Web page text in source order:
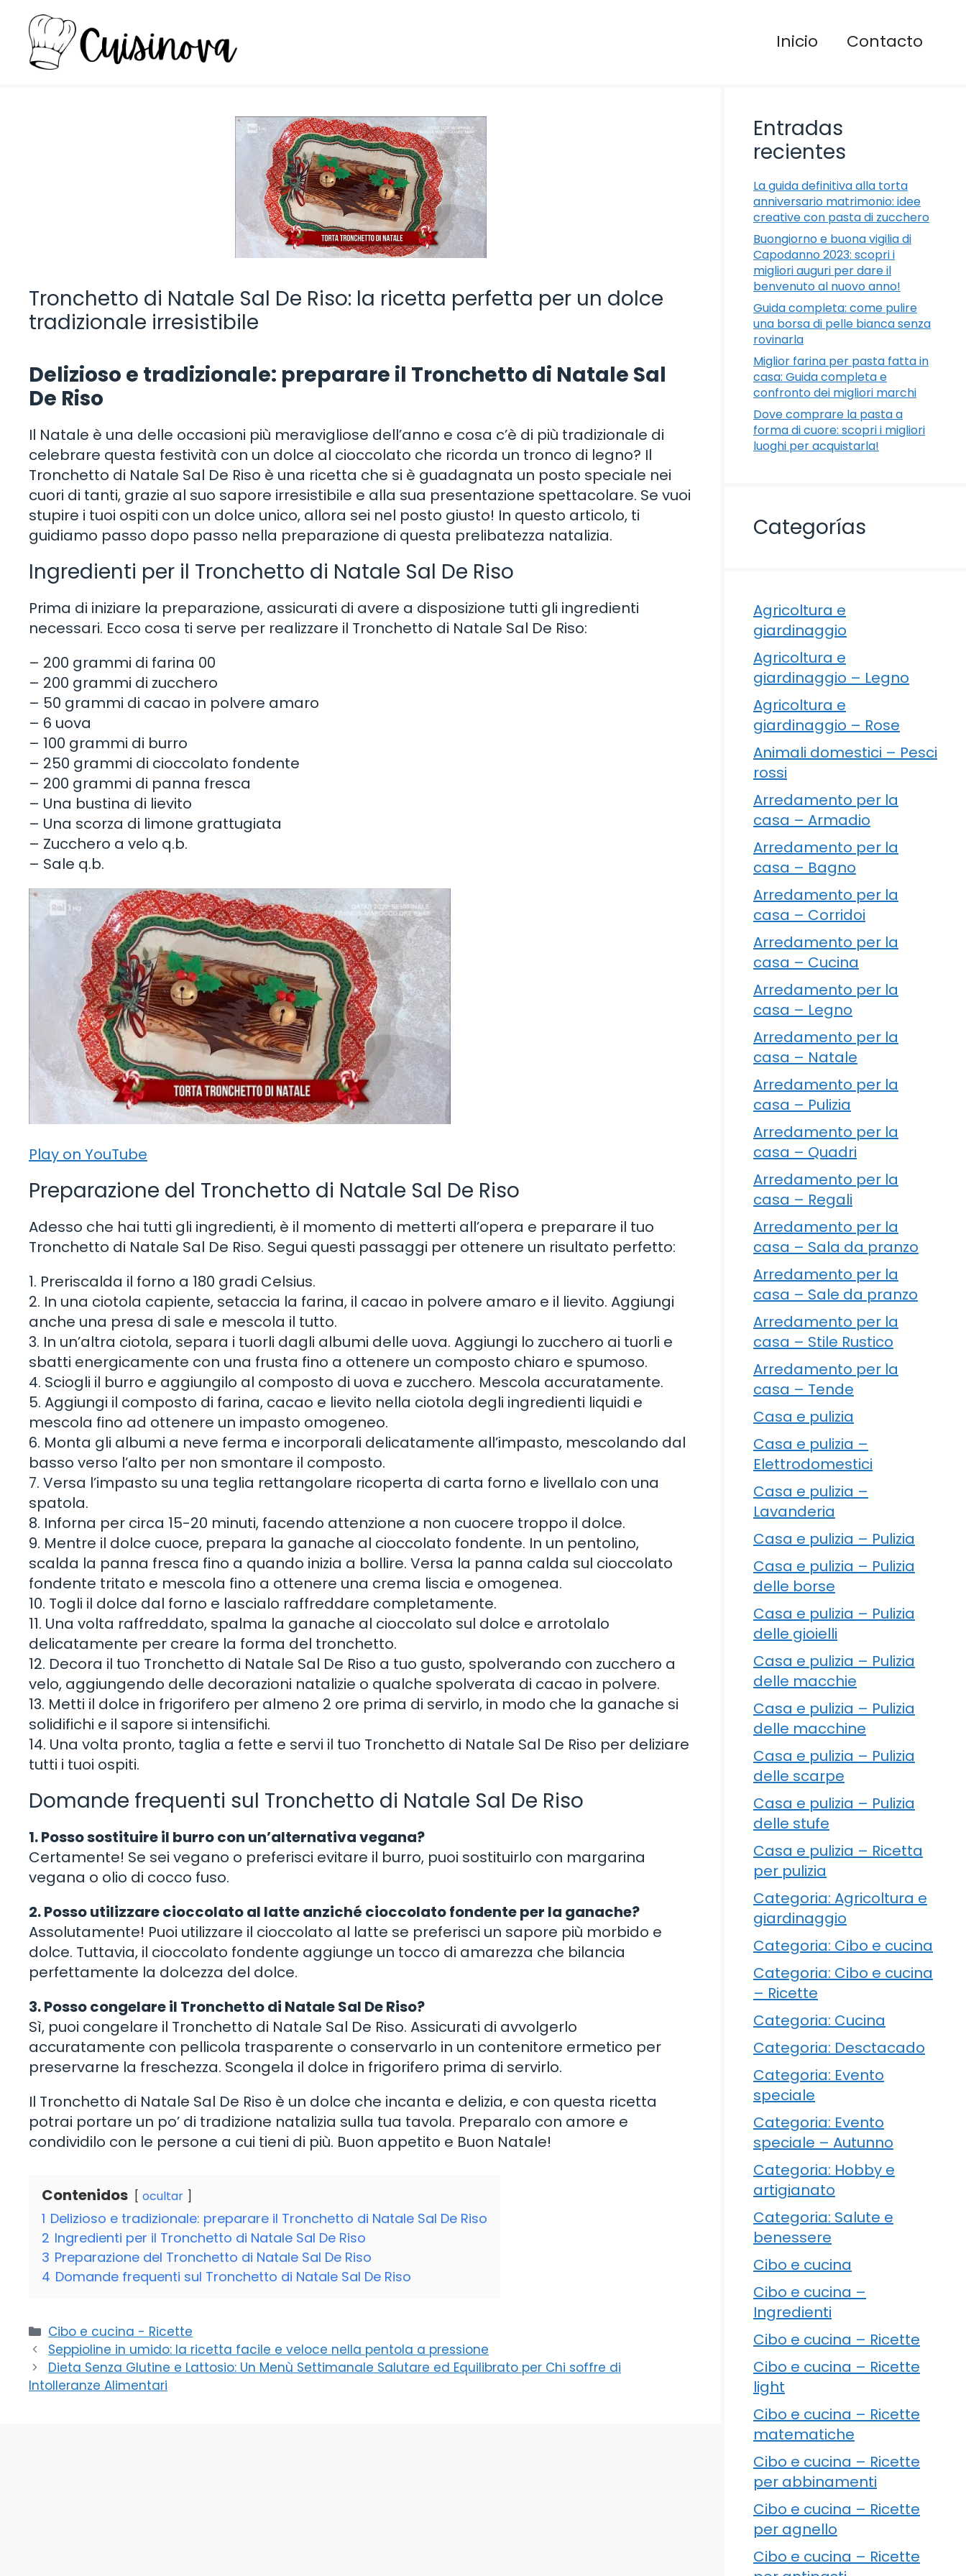
contenuto
Inicio Contacto
Tronchetto di Natale Sal De Riso: la ricetta perfetta per un dolce
tradizionale irresistibile
Delizioso e tradizionale: preparare il Tronchetto di Natale Sal
De Riso
Il Natale è una delle occasioni più meravigliose dell’anno e cosa c’è di più tradizionale di
celebrare questa festività con un dolce al cioccolato che ricorda un tronco di legno? Il
Tronchetto di Natale Sal De Riso è una ricetta che si è guadagnata un posto speciale nei
cuori di tanti, grazie al suo sapore irresistibile e alla sua presentazione spettacolare. Se vuoi
stupire i tuoi ospiti con un dolce unico, allora sei nel posto giusto! In questo articolo, ti
guidiamo passo dopo passo nella preparazione di questa prelibatezza natalizia.
Ingredienti per il Tronchetto di Natale Sal De Riso
Prima di iniziare la preparazione, assicurati di avere a disposizione tutti gli ingredienti
necessari. Ecco cosa ti serve per realizzare il Tronchetto di Natale Sal De Riso:
– 200 grammi di farina 00
– 200 grammi di zucchero
– 50 grammi di cacao in polvere amaro
– 6 uova
– 100 grammi di burro
– 250 grammi di cioccolato fondente
– 200 grammi di panna fresca
– Una bustina di lievito
– Una scorza di limone grattugiata
– Zucchero a velo q.b.
– Sale q.b.
Play on YouTube
Preparazione del Tronchetto di Natale Sal De Riso
Adesso che hai tutti gli ingredienti, è il momento di metterti all’opera e preparare il tuo
Tronchetto di Natale Sal De Riso. Segui questi passaggi per ottenere un risultato perfetto:
1. Preriscalda il forno a 180 gradi Celsius.
2. In una ciotola capiente, setaccia la farina, il cacao in polvere amaro e il lievito. Aggiungi
anche una presa di sale e mescola il tutto.
3. In un’altra ciotola, separa i tuorli dagli albumi delle uova. Aggiungi lo zucchero ai tuorli e
sbatti energicamente con una frusta fino a ottenere un composto chiaro e spumoso.
4. Sciogli il burro e aggiungilo al composto di uova e zucchero. Mescola accuratamente.
5. Aggiungi il composto di farina, cacao e lievito nella ciotola degli ingredienti liquidi e
mescola fino ad ottenere un impasto omogeneo.
6. Monta gli albumi a neve ferma e incorporali delicatamente all’impasto, mescolando dal
basso verso l’alto per non smontare il composto.
7. Versa l’impasto su una teglia rettangolare ricoperta di carta forno e livellalo con una
spatola.
8. Inforna per circa 15-20 minuti, facendo attenzione a non cuocere troppo il dolce.
9. Mentre il dolce cuoce, prepara la ganache al cioccolato fondente. In un pentolino,
scalda la panna fresca fino a quando inizia a bollire. Versa la panna calda sul cioccolato
fondente tritato e mescola fino a ottenere una crema liscia e omogenea.
10. Togli il dolce dal forno e lascialo raffreddare completamente.
11. Una volta raffreddato, spalma la ganache al cioccolato sul dolce e arrotolalo
delicatamente per creare la forma del tronchetto.
12. Decora il tuo Tronchetto di Natale Sal De Riso a tuo gusto, spolverando con zucchero a
velo, aggiungendo delle decorazioni natalizie o qualche spolverata di cacao in polvere.
13. Metti il dolce in frigorifero per almeno 2 ore prima di servirlo, in modo che la ganache si
solidifichi e il sapore si intensifichi.
14. Una volta pronto, taglia a fette e servi il tuo Tronchetto di Natale Sal De Riso per deliziare
tutti i tuoi ospiti.
Domande frequenti sul Tronchetto di Natale Sal De Riso
1. Posso sostituire il burro con un’alternativa vegana?
Certamente! Se sei vegano o preferisci evitare il burro, puoi sostituirlo con margarina
vegana o olio di cocco fuso.
2. Posso utilizzare cioccolato al latte anziché cioccolato fondente per la ganache?
Assolutamente! Puoi utilizzare il cioccolato al latte se preferisci un sapore più morbido e
dolce. Tuttavia, il cioccolato fondente aggiunge un tocco di amarezza che bilancia
perfettamente la dolcezza del dolce.
3. Posso congelare il Tronchetto di Natale Sal De Riso?
Sì, puoi congelare il Tronchetto di Natale Sal De Riso. Assicurati di avvolgerlo
accuratamente con pellicola trasparente o conservarlo in un contenitore ermetico per
preservarne la freschezza. Scongela il dolce in frigorifero prima di servirlo.
Il Tronchetto di Natale Sal De Riso è un dolce che incanta e delizia, e con questa ricetta
potrai portare un po’ di tradizione natalizia sulla tua tavola. Preparalo con amore e
condividilo con le persone a cui tieni di più. Buon appetito e Buon Natale!
Contenidos ocultar
1 Delizioso e tradizionale: preparare il Tronchetto di Natale Sal De Riso
2 Ingredienti per il Tronchetto di Natale Sal De Riso
3 Preparazione del Tronchetto di Natale Sal De Riso
4 Domande frequenti sul Tronchetto di Natale Sal De Riso
Categorie
Cibo e cucina - Ricette
Seppioline in umido: la ricetta facile e veloce nella pentola a pressione
Dieta Senza Glutine e Lattosio: Un Menù Settimanale Salutare ed Equilibrato per Chi soffre di
Intolleranze Alimentari
Entradas
recientes
La guida definitiva alla torta
anniversario matrimonio: idee
creative con pasta di zucchero
Buongiorno e buona vigilia di
Capodanno 2023: scopri i
migliori auguri per dare il
benvenuto al nuovo anno!
Guida completa: come pulire
una borsa di pelle bianca senza
rovinarla
Miglior farina per pasta fatta in
casa: Guida completa e
confronto dei migliori marchi
Dove comprare la pasta a
forma di cuore: scopri i migliori
luoghi per acquistarla!
Categorías
Agricoltura e
giardinaggio
Agricoltura e
giardinaggio – Legno
Agricoltura e
giardinaggio – Rose
Animali domestici – Pesci
rossi
Arredamento per la
casa – Armadio
Arredamento per la
casa – Bagno
Arredamento per la
casa – Corridoi
Arredamento per la
casa – Cucina
Arredamento per la
casa – Legno
Arredamento per la
casa – Natale
Arredamento per la
casa – Pulizia
Arredamento per la
casa – Quadri
Arredamento per la
casa – Regali
Arredamento per la
casa – Sala da pranzo
Arredamento per la
casa – Sale da pranzo
Arredamento per la
casa – Stile Rustico
Arredamento per la
casa – Tende
Casa e pulizia
Casa e pulizia –
Elettrodomestici
Casa e pulizia –
Lavanderia
Casa e pulizia – Pulizia
Casa e pulizia – Pulizia
delle borse
Casa e pulizia – Pulizia
delle gioielli
Casa e pulizia – Pulizia
delle macchie
Casa e pulizia – Pulizia
delle macchine
Casa e pulizia – Pulizia
delle scarpe
Casa e pulizia – Pulizia
delle stufe
Casa e pulizia – Ricetta
per pulizia
Categoria: Agricoltura e
giardinaggio
Categoria: Cibo e cucina
Categoria: Cibo e cucina
– Ricette
Categoria: Cucina
Categoria: Desctacado
Categoria: Evento
speciale
Categoria: Evento
speciale – Autunno
Categoria: Hobby e
artigianato
Categoria: Salute e
benessere
Cibo e cucina
Cibo e cucina –
Ingredienti
Cibo e cucina – Ricette
Cibo e cucina – Ricette
light
Cibo e cucina – Ricette
matematiche
Cibo e cucina – Ricette
per abbinamenti
Cibo e cucina – Ricette
per agnello
Cibo e cucina – Ricette